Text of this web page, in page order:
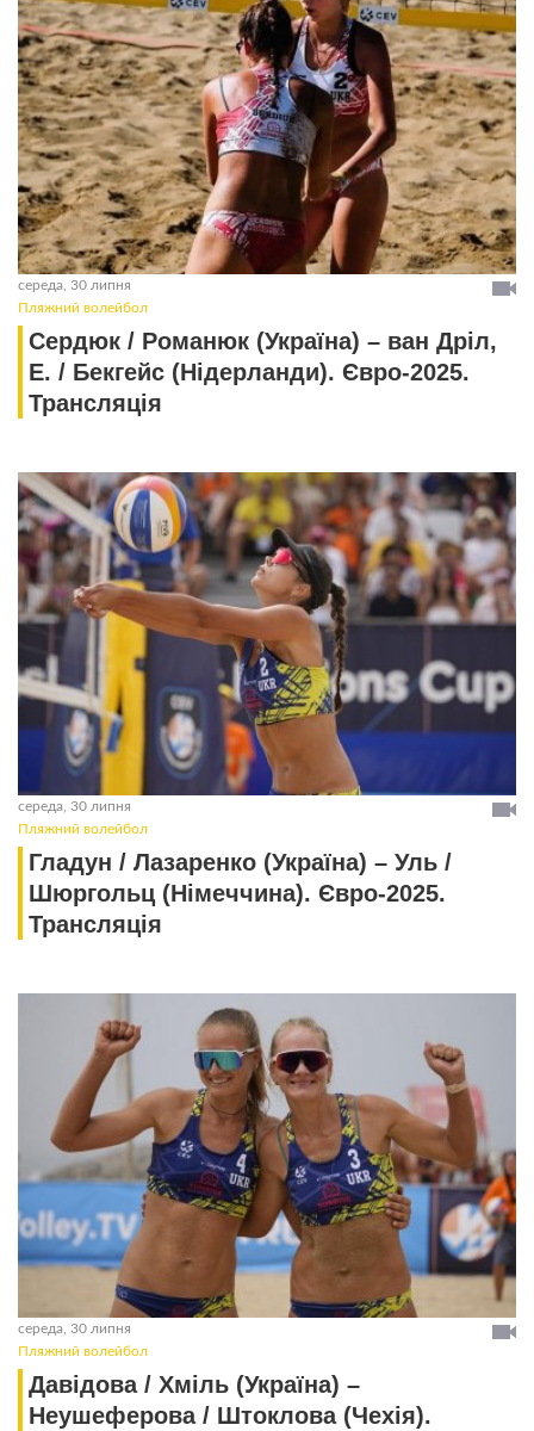
середа, 30 липня
Пляжний волейбол
Сердюк / Романюк (Україна) – ван Дріл,
Е. / Бекгейс (Нідерланди). Євро-2025.
Трансляція
середа, 30 липня
Пляжний волейбол
Гладун / Лазаренко (Україна) – Уль /
Шюргольц (Німеччина). Євро-2025.
Трансляція
середа, 30 липня
Пляжний волейбол
Давідова / Хміль (Україна) –
Неушеферова / Штоклова (Чехія).